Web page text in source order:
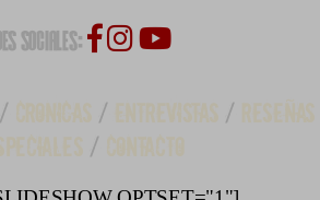
SOCIALES:
/ / /
/